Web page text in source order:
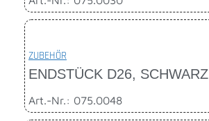
ZUBEHÖR
ENDSTÜCK D26, SCHWARZ
Art.-Nr.: 075.0048